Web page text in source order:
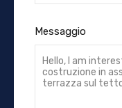
Messaggio